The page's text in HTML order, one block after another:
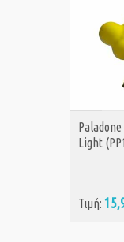
Light
Τιμή: